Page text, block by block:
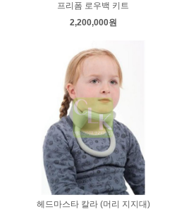
프리폼 로우백 키트
2,200,000원
헤드마스타 칼라 (머리 지지대)